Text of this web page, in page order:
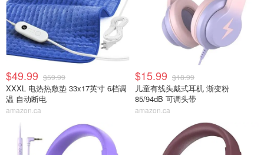
$49.99 $59.99
XXXL 电热热敷垫 33x17英寸 6档调
温 自动断电
amazon.ca
$15.99 $18.99
儿童有线头戴式耳机 渐变粉
85/94dB 可调头带
amazon.ca